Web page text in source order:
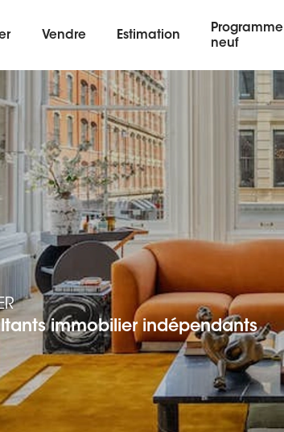
Vendre Estimation
Programme
neuf
immobilier indépendants